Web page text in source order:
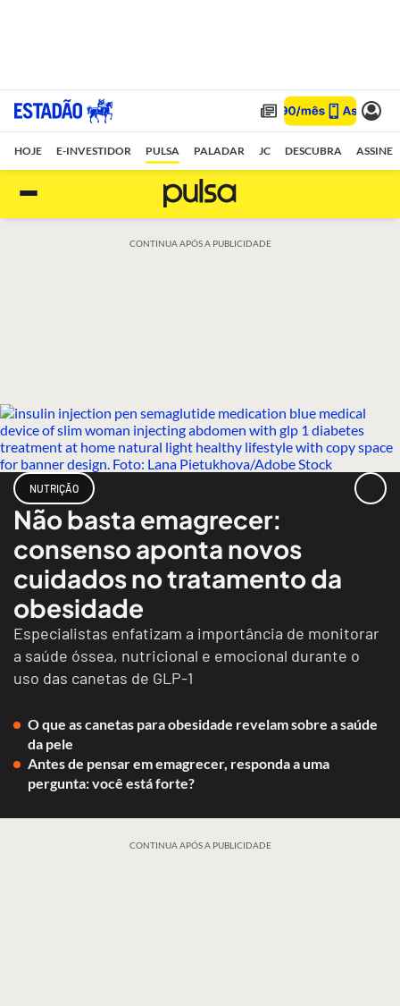
HOJE E-INVESTIDOR PULSA PALADAR JC DESCUBRA ASSINE
CONTINUA APÓS A PUBLICIDADE
NUTRIÇÃO
Não basta emagrecer:
consenso aponta novos
cuidados no tratamento da
obesidade
Especialistas enfatizam a importância de monitorar
a saúde óssea, nutricional e emocional durante o
uso das canetas de GLP-1
O que as canetas para obesidade revelam sobre a saúde
da pele
Antes de pensar em emagrecer, responda a uma
pergunta: você está forte?
CONTINUA APÓS A PUBLICIDADE